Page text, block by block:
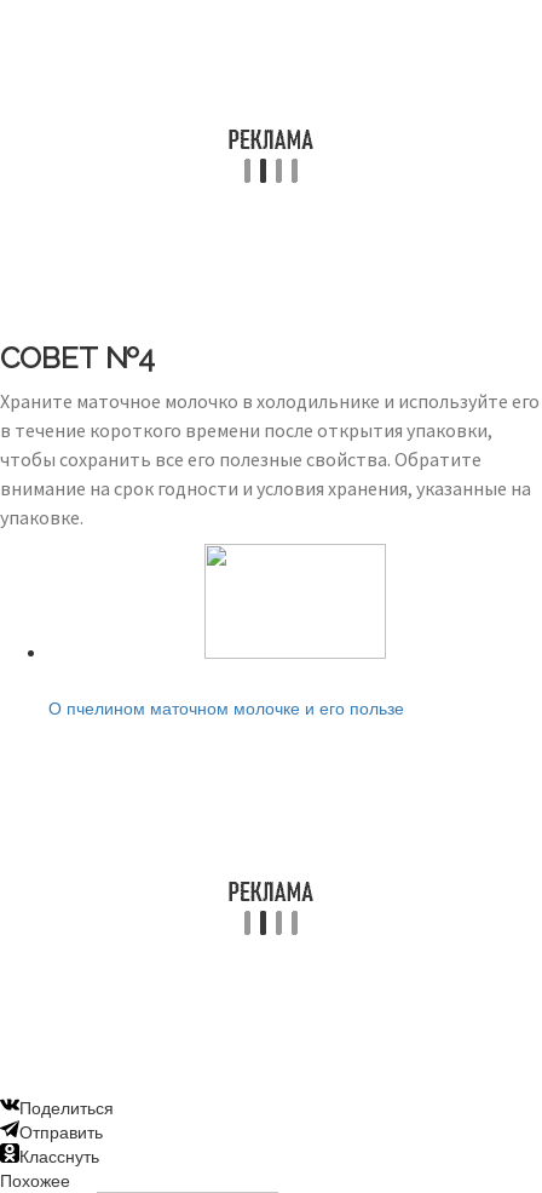
СОВЕТ №4
Храните маточное молочко в холодильнике и используйте его
в течение короткого времени после открытия упаковки,
чтобы сохранить все его полезные свойства. Обратите
внимание на срок годности и условия хранения, указанные на
упаковке.
О пчелином маточном молочке и его пользе
Поделиться
Отправить
Класснуть
Похожее